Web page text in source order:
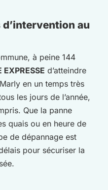
au
à peine 144
EXPRESSE d’atteindre
en un temps très
les jours de l’année,
Que la panne
quais ou en heure de
de dépannage est
pour sécuriser la